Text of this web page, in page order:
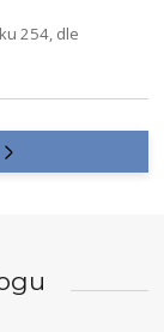
254, dle